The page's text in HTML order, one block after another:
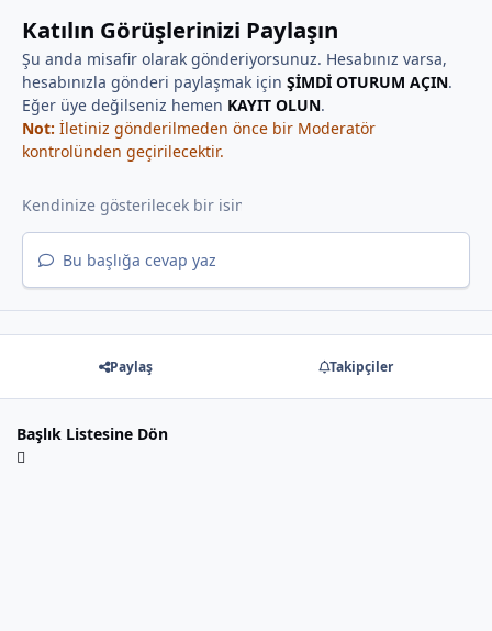
Katılın Görüşlerinizi Paylaşın
Şu anda misafir olarak gönderiyorsunuz. Hesabınız varsa,
hesabınızla gönderi paylaşmak için ŞİMDİ OTURUM AÇIN.
Eğer üye değilseniz hemen KAYIT OLUN.
Not: İletiniz gönderilmeden önce bir Moderatör
kontrolünden geçirilecektir.
Bu başlığa cevap yaz
Paylaş Takipçiler
Başlık Listesine Dön